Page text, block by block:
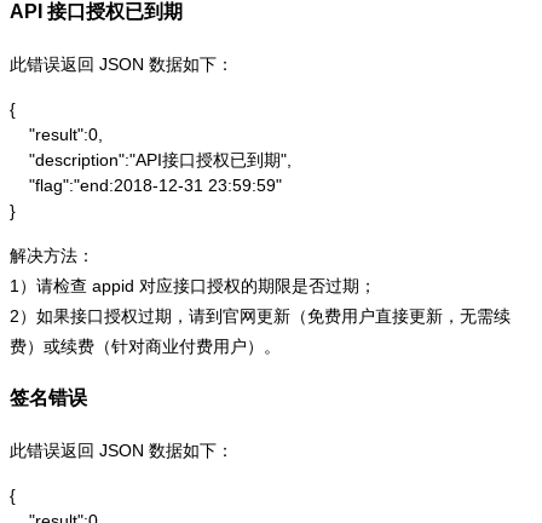
API 接口授权已到期
此错误返回 JSON 数据如下：
{
    "result":0,
    "description":"API接口授权已到期",
    "flag":"end:2018-12-31 23:59:59"
}
解决方法：
1）请检查 appid 对应接口授权的期限是否过期；
2）如果接口授权过期，请到官网更新（免费用户直接更新，无需续
费）或续费（针对商业付费用户）。
签名错误
此错误返回 JSON 数据如下：
{